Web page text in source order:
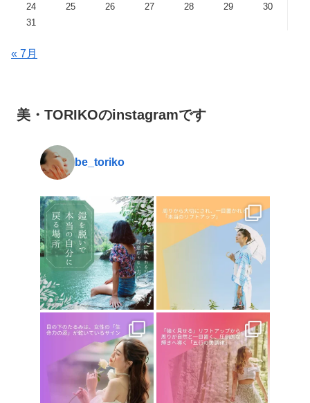
24
25 26 27 28 29
30
31
« 7月
美・TORIKOのinstagramです
be_toriko